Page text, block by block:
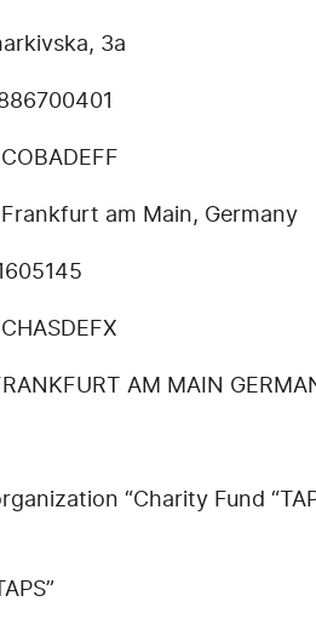
3a
am Main, Germany
AM MAIN
“Charity Fund